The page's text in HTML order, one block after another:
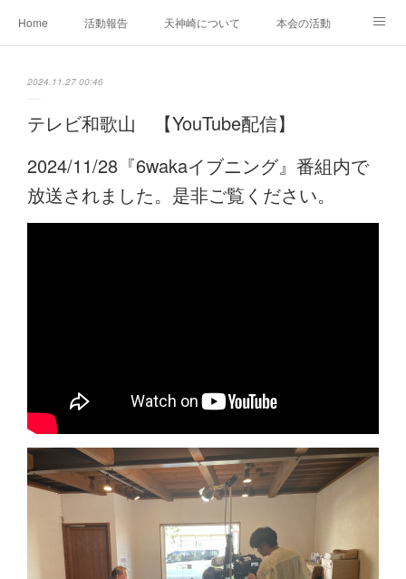
Home 活動報告 天神崎について 本会の活動
2024.11.27 00:46
テレビ和歌山 【YouTube配信】
2024/11/28『6wakaイブニング』番組内で
放送されました。是非ご覧ください。